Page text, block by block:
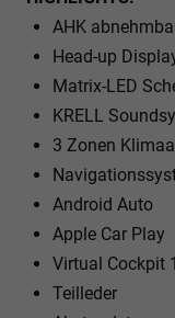
AHK
Head-up
Matrix-LED
KRELL
3 Zonen
Android Auto
Apple Car Play
Virtual Cockpit
Teilleder